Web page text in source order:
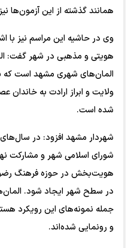
همانند گذشته از این آزمون‌ها
وی در حاشیه این مراسم نیز با
هویتی و مذهبی در شهر گفت:
المان‌های شهری مشهد است که
ولایت و ابراز ارادت به
شده است.
شهردار مشهد افزود: در
شورای اسلامی شهر و مشارکت
هویت‌بخش در حوزه فرهنگ
در سطح شهر ایجاد شود.
جمله نمونه‌های این رویکرد
و رونمایی شده‌اند.